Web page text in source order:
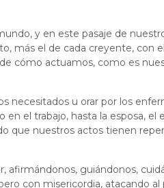
y en este pasaje de
más el de cada creyente, con
cómo actuamos, como es
necesitados u orar por los
el trabajo, hasta la esposa, el
que nuestros actos tienen
guiándonos,
con misericordia, atacando al